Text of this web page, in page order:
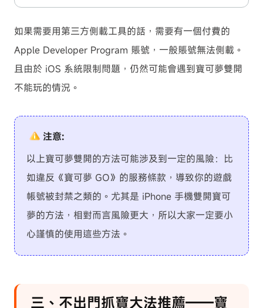
如果需要用第三方側載工具的話，需要有一個付費的
Apple Developer Program 賬號，一般賬號無法側載。
且由於 iOS 系統限制問題，仍然可能會遇到寶可夢雙開
不能玩的情況。
注意:
以上寶可夢雙開的方法可能涉及到一定的風險：比
如違反《寶可夢 GO》的服務條款，導致你的遊戲
帳號被封禁之類的。尤其是 iPhone 手機雙開寶可
夢的方法，相對而言風險更大，所以大家一定要小
心謹慎的使用這些方法。
三、不出門抓寶大法推薦——寶